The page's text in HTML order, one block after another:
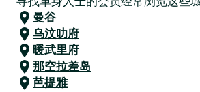
曼谷
乌汶叻府
暖武里府
那空拉差岛
芭提雅